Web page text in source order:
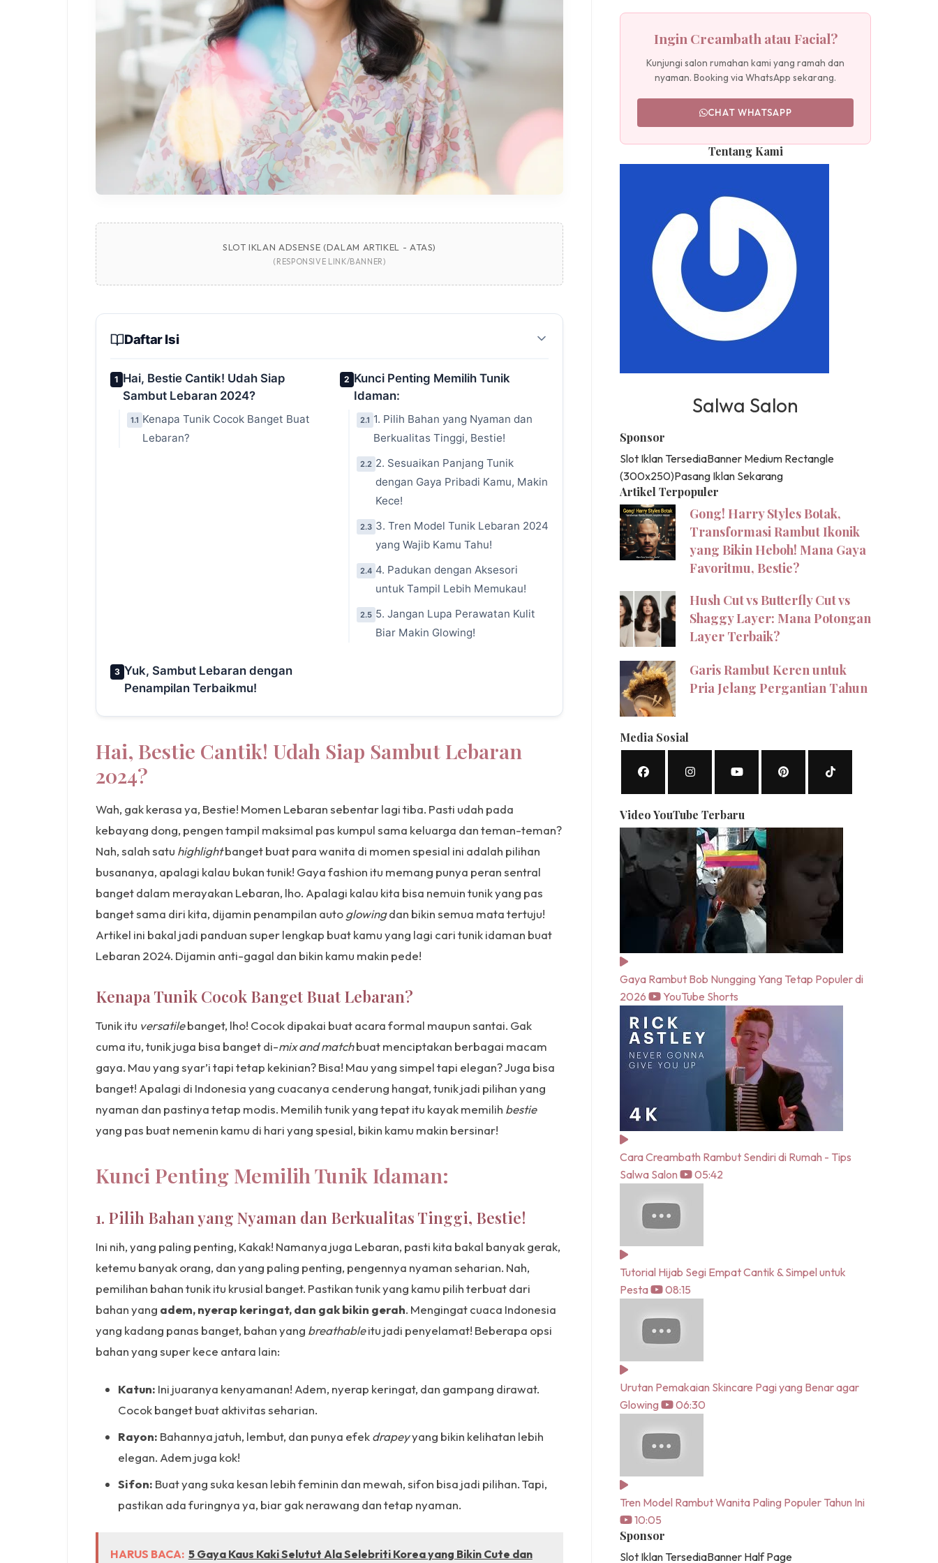
SLOT IKLAN ADSENSE (DALAM ARTIKEL - ATAS)
(RESPONSIVE LINK/BANNER)
Daftar Isi
1 Hai, Bestie Cantik! Udah Siap
Sambut Lebaran 2024?
1.1 Kenapa Tunik Cocok Banget Buat
Lebaran?
2 Kunci Penting Memilih Tunik
Idaman:
2.1 1. Pilih Bahan yang Nyaman dan
Berkualitas Tinggi, Bestie!
2.2 2. Sesuaikan Panjang Tunik
dengan Gaya Pribadi Kamu, Makin
Kece!
2.3 3. Tren Model Tunik Lebaran 2024
yang Wajib Kamu Tahu!
2.4 4. Padukan dengan Aksesori
untuk Tampil Lebih Memukau!
2.5 5. Jangan Lupa Perawatan Kulit
Biar Makin Glowing!
3 Yuk, Sambut Lebaran dengan
Penampilan Terbaikmu!
Hai, Bestie Cantik! Udah Siap Sambut Lebaran
2024?
Wah, gak kerasa ya, Bestie! Momen Lebaran sebentar lagi tiba. Pasti udah pada
kebayang dong, pengen tampil maksimal pas kumpul sama keluarga dan teman-teman?
Nah, salah satu highlightbanget buat para wanita di momen spesial ini adalah pilihan
busananya, apalagi kalau bukan tunik! Gaya fashion itu memang punya peran sentral
banget dalam merayakan Lebaran, lho. Apalagi kalau kita bisa nemuin tunik yang pas
banget sama diri kita, dijamin penampilan autoglowingdan bikin semua mata tertuju!
Artikel ini bakal jadi panduan super lengkap buat kamu yang lagi cari tunik idaman buat
Lebaran 2024. Dijamin anti-gagal dan bikin kamu makin pede!
Kenapa Tunik Cocok Banget Buat Lebaran?
Tunik itu versatilebanget, lho! Cocok dipakai buat acara formal maupun santai. Gak
cuma itu, tunik juga bisa banget di-mix and matchbuat menciptakan berbagai macam
gaya. Mau yang syar’i tapi tetap kekinian? Bisa! Mau yang simpel tapi elegan? Juga bisa
banget! Apalagi di Indonesia yang cuacanya cenderung hangat, tunik jadi pilihan yang
nyaman dan pastinya tetap modis. Memilih tunik yang tepat itu kayak memilih bestie
yang pas buat nemenin kamu di hari yang spesial, bikin kamu makin bersinar!
Kunci Penting Memilih Tunik Idaman:
1. Pilih Bahan yang Nyaman dan Berkualitas Tinggi, Bestie!
Ini nih, yang paling penting, Kakak! Namanya juga Lebaran, pasti kita bakal banyak gerak,
ketemu banyak orang, dan yang paling penting, pengennya nyaman seharian. Nah,
pemilihan bahan tunik itu krusial banget. Pastikan tunik yang kamu pilih terbuat dari
bahan yang adem, nyerap keringat, dan gak bikin gerah. Mengingat cuaca Indonesia
yang kadang panas banget, bahan yang breathableitu jadi penyelamat! Beberapa opsi
bahan yang super kece antara lain:
Katun: Ini juaranya kenyamanan! Adem, nyerap keringat, dan gampang dirawat.
Cocok banget buat aktivitas seharian.
Rayon: Bahannya jatuh, lembut, dan punya efekdrapeyyang bikin kelihatan lebih
elegan. Adem juga kok!
Sifon: Buat yang suka kesan lebih feminin dan mewah, sifon bisa jadi pilihan. Tapi,
pastikan ada furingnya ya, biar gak nerawang dan tetap nyaman.
HARUS BACA: 5 Gaya Kaus Kaki Selutut Ala Selebriti Korea yang Bikin Cute dan
Ingin Creambath atau Facial?
Kunjungi salon rumahan kami yang ramah dan
nyaman. Booking via WhatsApp sekarang.
CHAT WHATSAPP
Tentang Kami
Salwa Salon
Sponsor
Slot Iklan TersediaBanner Medium Rectangle
(300x250)Pasang Iklan Sekarang
Artikel Terpopuler
Gong! Harry Styles Botak,
Transformasi Rambut Ikonik
yang Bikin Heboh! Mana Gaya
Favoritmu, Bestie?
Hush Cut vs Butterfly Cut vs
Shaggy Layer: Mana Potongan
Layer Terbaik?
Garis Rambut Keren untuk
Pria Jelang Pergantian Tahun
Media Sosial
Video YouTube Terbaru
Gaya Rambut Bob Nungging Yang Tetap Populer di
2026
YouTube Shorts
Cara Creambath Rambut Sendiri di Rumah - Tips
Salwa Salon
05:42
Tutorial Hijab Segi Empat Cantik & Simpel untuk
Pesta
08:15
Urutan Pemakaian Skincare Pagi yang Benar agar
Glowing
06:30
Tren Model Rambut Wanita Paling Populer Tahun Ini
10:05
Sponsor
Slot Iklan TersediaBanner Half Page